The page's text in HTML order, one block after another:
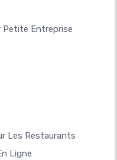
Petite Entreprise
Les Restaurants
Ligne